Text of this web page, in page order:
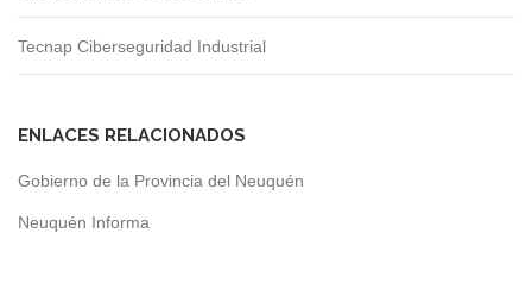
Tecnap Ciberseguridad Industrial
ENLACES RELACIONADOS
Gobierno de la Provincia del Neuquén
Neuquén Informa